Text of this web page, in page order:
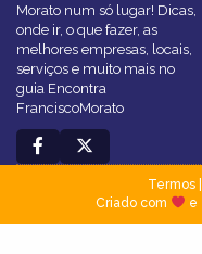
Morato num só lugar! Dicas,
onde ir, o que fazer, as
melhores empresas, locais,
serviços e muito mais no
guia Encontra
FranciscoMorato
Termos|
Criado com
e